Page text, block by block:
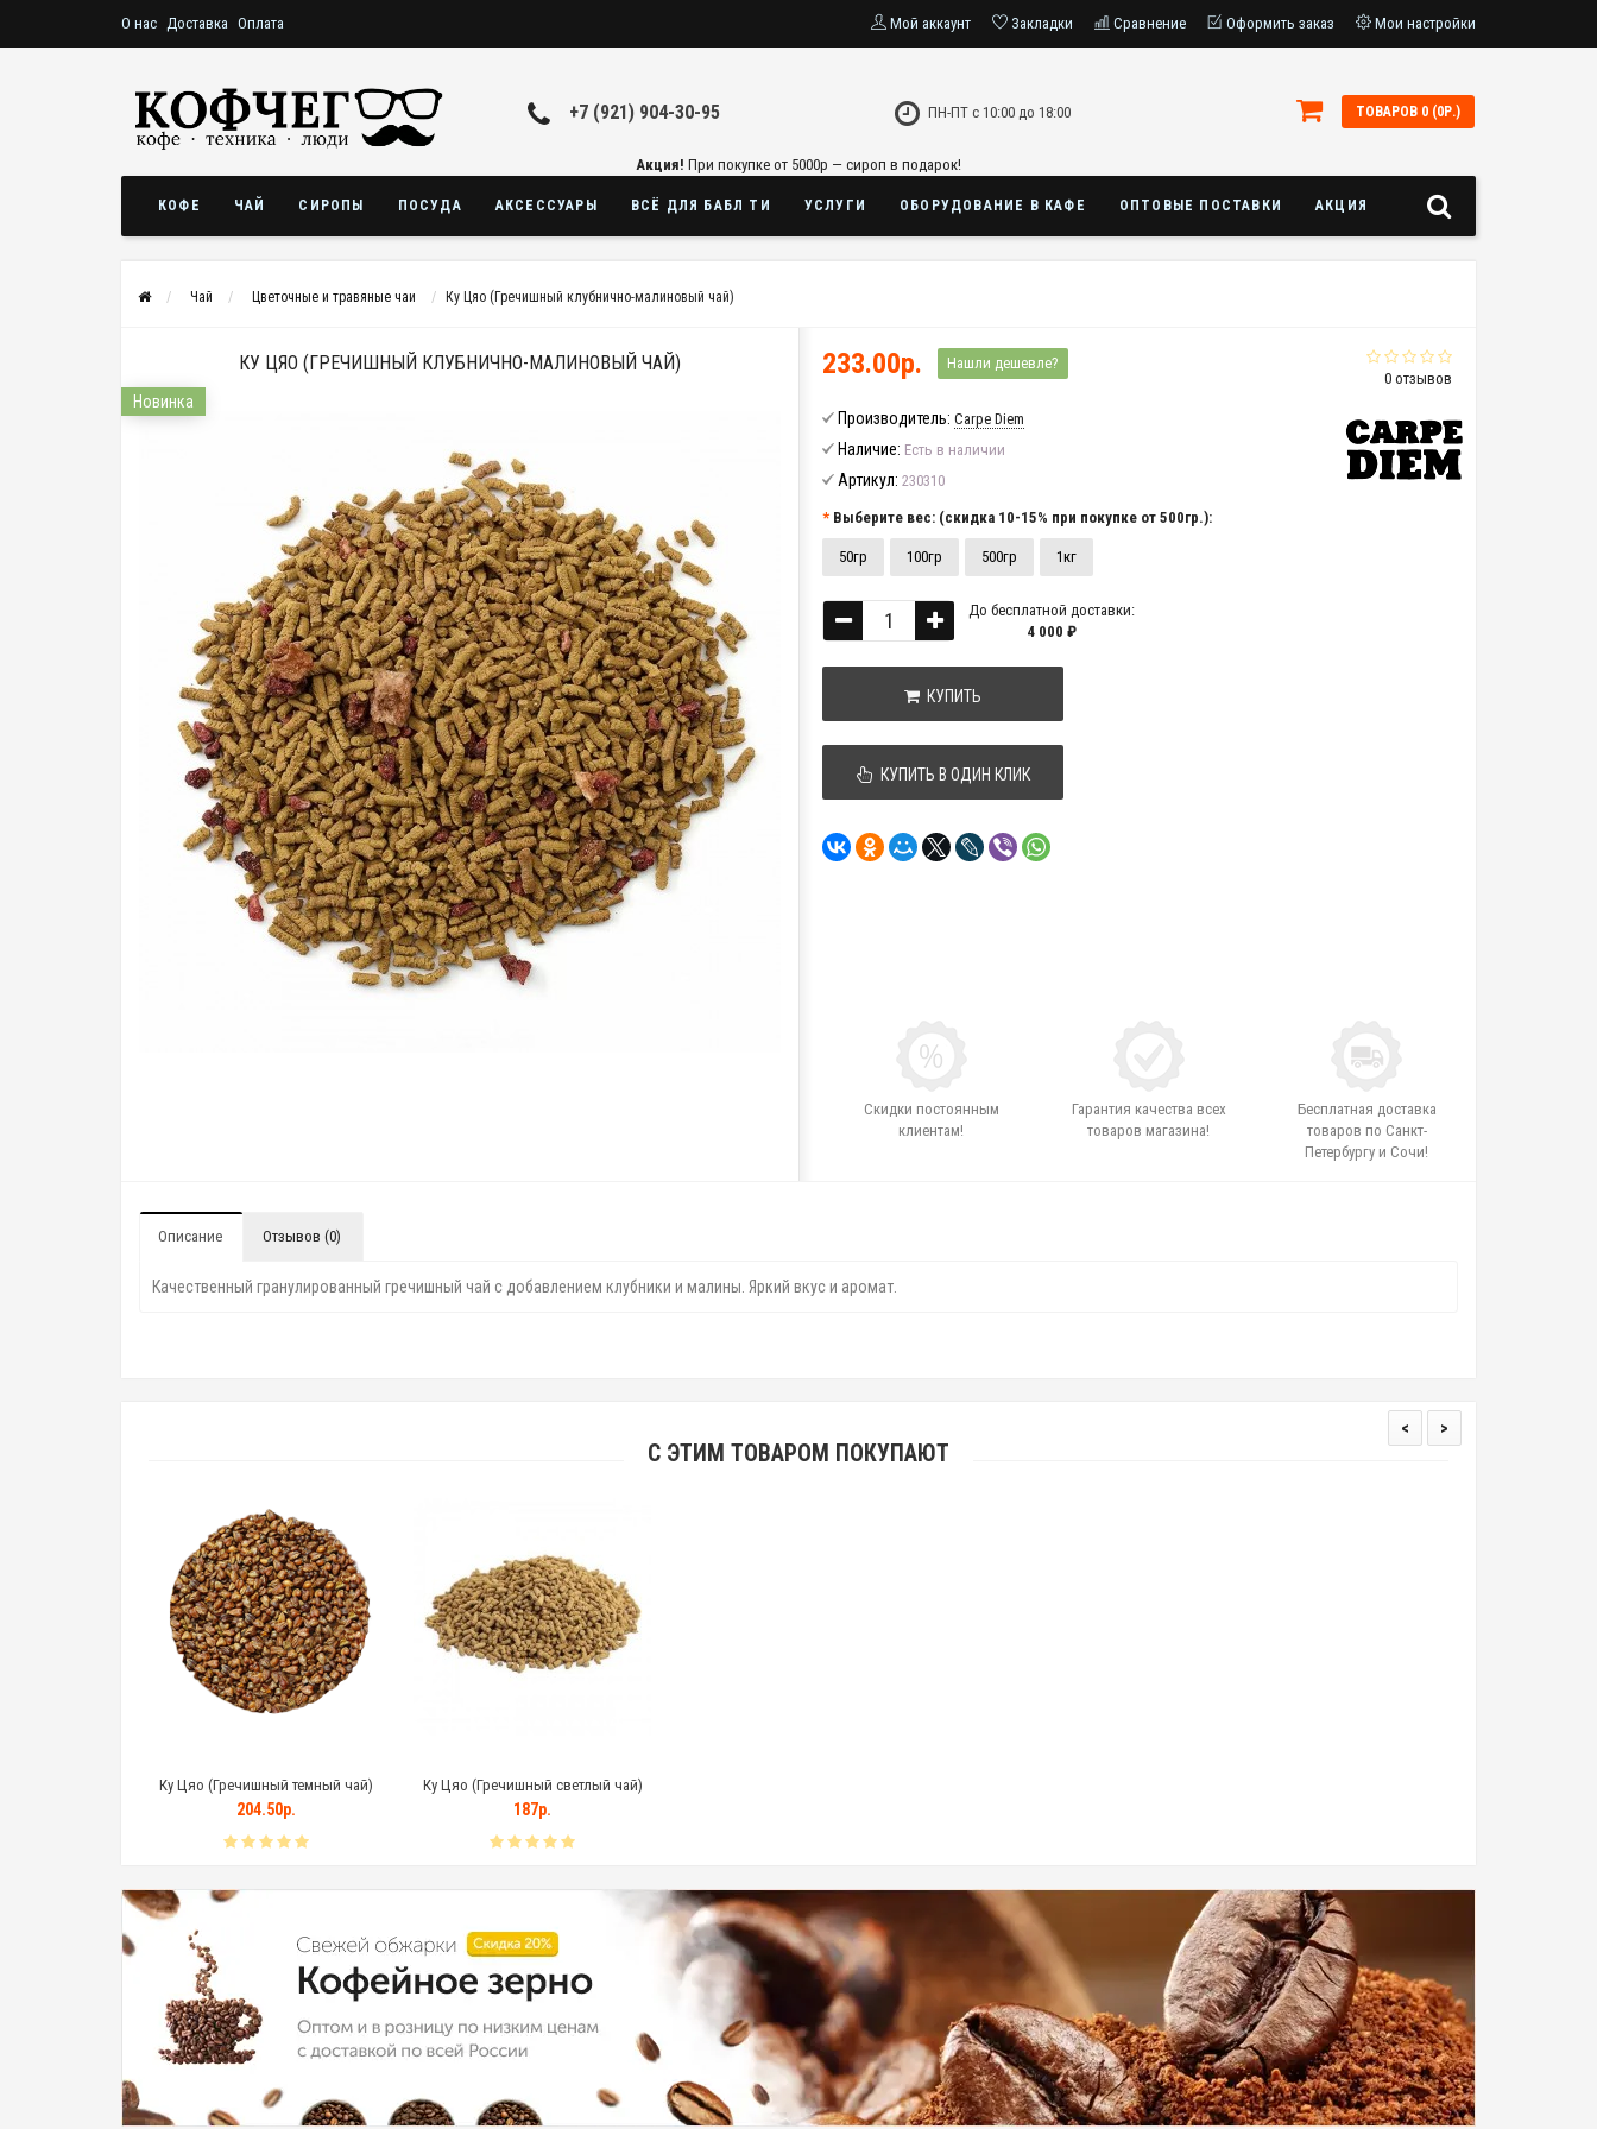
О нас Доставка Оплата Мой аккаунт Закладки Сравнение Оформить заказ Мои настройки
+7 (921) 904-30-95 ПН-ПТ с 10:00 до 18:00 ТОВАРОВ 0 (0Р.)
Акция! При покупке от 5000р — сироп в подарок!
КОФЕ ЧАЙ СИРОПЫ ПОСУДА АКСЕССУАРЫ ВСЁ ДЛЯ БАБЛ ТИ УСЛУГИ ОБОРУДОВАНИЕ В КАФЕ ОПТОВЫЕ ПОСТАВКИ АКЦИЯ
Чай Цветочные и травяные чаи Ку Цяо (Гречишный клубнично-малиновый чай)
КУ ЦЯО (ГРЕЧИШНЫЙ КЛУБНИЧНО-МАЛИНОВЫЙ ЧАЙ)
Новинка
0 отзывов
233.00р. Нашли дешевле?
Производитель: Carpe Diem
Наличие: Есть в наличии
Артикул: 230310
Выберите вес: (скидка 10-15% при покупке от 500гр.):
50гр 100гр 500гр 1кг
До бесплатной доставки:
4 000 ₽
КУПИТЬ
КУПИТЬ В ОДИН КЛИК
Скидки постоянным
клиентам!
Гарантия качества всех
товаров магазина!
Бесплатная доставка
товаров по Санкт-
Петербургу и Сочи!
Описание Отзывов (0)
Качественный гранулированный гречишный чай с добавлением клубники и малины. Яркий вкус и аромат.
С ЭТИМ ТОВАРОМ ПОКУПАЮТ
Ку Цяо (Гречишный темный чай)
204.50р.
Ку Цяо (Гречишный светлый чай)
187р.
< >